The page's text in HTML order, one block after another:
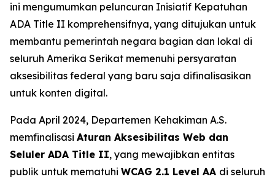
ini mengumumkan peluncuran Inisiatif Kepatuhan
ADA Title II komprehensifnya, yang ditujukan untuk
membantu pemerintah negara bagian dan lokal di
seluruh Amerika Serikat memenuhi persyaratan
aksesibilitas federal yang baru saja difinalisasikan
untuk konten digital.
Pada April 2024, Departemen Kehakiman A.S.
memfinalisasi Aturan Aksesibilitas Web dan
Seluler ADA Title II, yang mewajibkan entitas
publik untuk mematuhi WCAG 2.1 Level AA di seluruh